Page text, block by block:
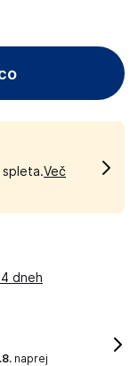
spleta.Več
dneh
naprej